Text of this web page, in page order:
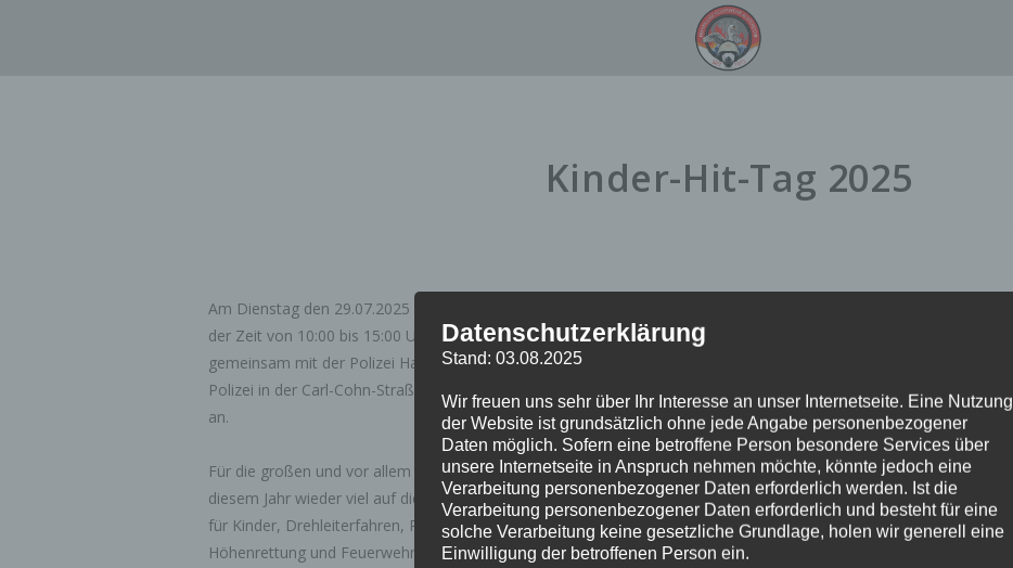
Kinder-Hit-Tag 2025
Am Dienstag den 29.07.2025 findet der Kinder-Hit-Tag 2025 statt. In
der Zeit von 10:00 bis 15:00 Uhr bietet die Feuerwehr Hamburg
gemeinsam mit der Polizei Hamburg auf dem Akademiegelände der
Polizei in der Carl-Cohn-Straße 39 allerlei bunte Abwechslung für Kinder
an.
Für die großen und vor allem für die kleinen Besucher werden wir in
diesem Jahr wieder viel auf die Beine stellen. Neben Brandbekämpfung
für Kinder, Drehleiterfahren, Rundfahrten im Löschfahrzeug,
Höhenrettung und Feuerwehrtauchern bietet die Feuerwehr Hamburg
Datenschutzerklärung
Stand: 03.08.2025
Wir freuen uns sehr über Ihr Interesse an unser Internetseite. Eine Nutzung
der Website ist grundsätzlich ohne jede Angabe personenbezogener
Daten möglich. Sofern eine betroffene Person besondere Services über
unsere Internetseite in Anspruch nehmen möchte, könnte jedoch eine
Verarbeitung personenbezogener Daten erforderlich werden. Ist die
Verarbeitung personenbezogener Daten erforderlich und besteht für eine
solche Verarbeitung keine gesetzliche Grundlage, holen wir generell eine
Einwilligung der betroffenen Person ein.